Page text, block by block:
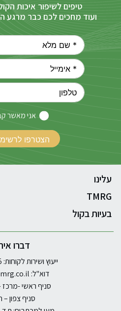
טיפים לשיפור איכות
ועוד מחכים לכם כבר מרגע
אני מאשר
עלינו
TMRG
בעיות בקול
דברו
ייעוץ ושירות לקוחות: 03-7363065
דוא"ל:
סניף ראשי -
סניף צפון